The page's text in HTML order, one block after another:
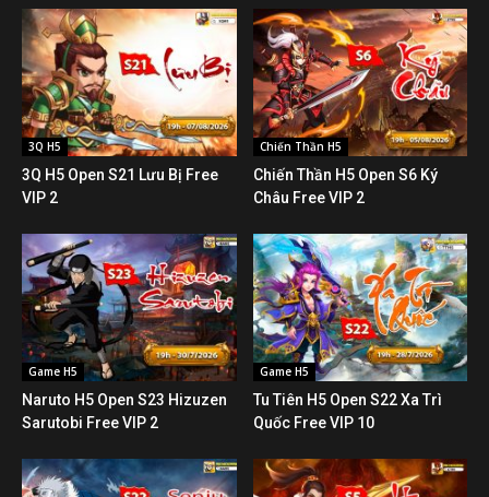
3Q H5
3Q H5 Open S21 Lưu Bị Free
VIP 2
Chiến Thần H5
Chiến Thần H5 Open S6 Ký
Châu Free VIP 2
Game H5
Naruto H5 Open S23 Hizuzen
Sarutobi Free VIP 2
Game H5
Tu Tiên H5 Open S22 Xa Trì
Quốc Free VIP 10